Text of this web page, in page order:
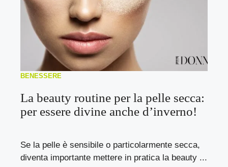
BENESSERE
La beauty routine per la pelle secca:
per essere divine anche d’inverno!
Se la pelle è sensibile o particolarmente secca,
diventa importante mettere in pratica la beauty ...